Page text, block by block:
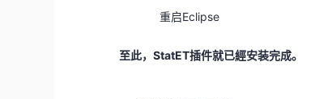
重启Eclipse
至此，StatET插件就已經安装完成。